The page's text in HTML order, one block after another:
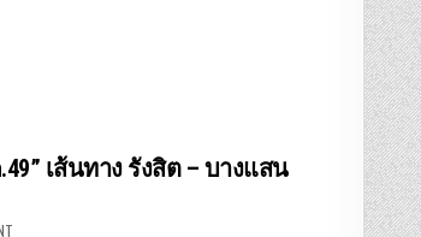
เส้นทาง รังสิต – บางแสน